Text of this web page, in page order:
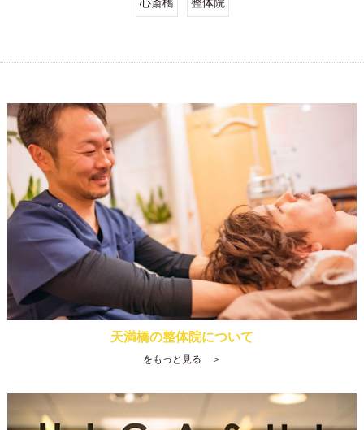
天満橋の整体院について
をもっと見る ＞